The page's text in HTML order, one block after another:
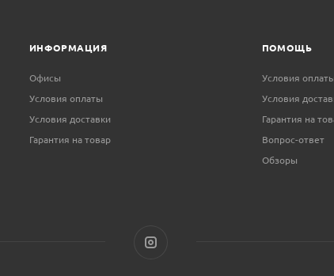
ИНФОРМАЦИЯ
Офисы
Условия оплаты
Условия доставки
Гарантия на товар
ПОМОЩЬ
Условия оплаты
Условия
Гарантия на
Вопрос-ответ
Обзоры